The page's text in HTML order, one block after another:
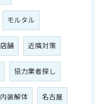
モルタル
店舗 近隣対策
協力業者探し
内装解体 名古屋